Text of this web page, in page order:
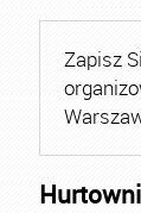
Zapisz